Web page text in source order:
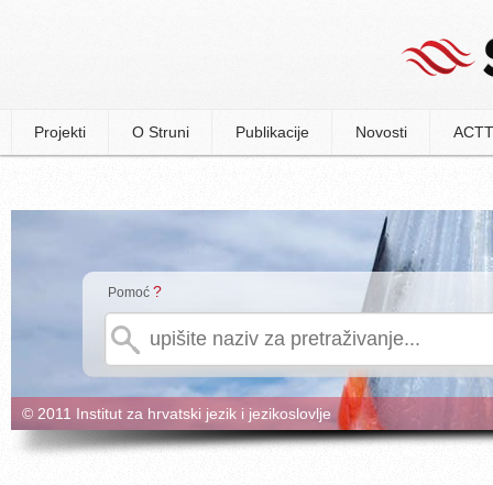
Projekti O Struni Publikacije Novosti
Pomoć ?
© 2011 Institut za hrvatski jezik i jezikoslovlje